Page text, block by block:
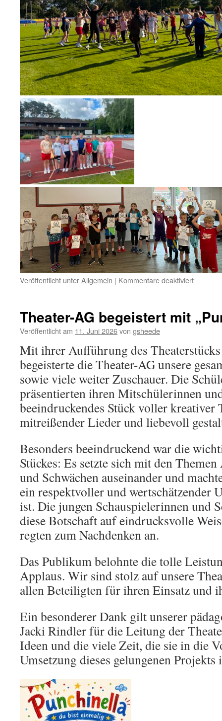
Veröffentlicht unterAllgemein | Kommentare deaktiviertfür
Theater-AG begeistert mit
Veröffentlicht am 11. Juni 2026von gsheede
Mit ihrer Aufführung des
begeisterte die Theater-AG unsere
sowie viele weiter Zuschauer. Die
präsentierten ihren Mitschülerinnen
beeindruckendes Stück voller kreativer
mitreißender Lieder und liebevoll
Besonders beeindruckend war die
Stückes: Es setzte sich mit den
und Schwächen auseinander und
ein respektvoller und wertschätzender
ist. Die jungen Schauspielerinnen und
diese Botschaft auf eindrucksvolle
regten zum Nachdenken an.
Das Publikum belohnte die tolle
Applaus. Wir sind stolz auf unsere
allen Beteiligten für ihren Einsatz und
Ein besonderer Dank gilt unserer
Jacki Rindler für die Leitung der
Ideen und die viele Zeit, die sie in die
Umsetzung dieses gelungenen Projekts